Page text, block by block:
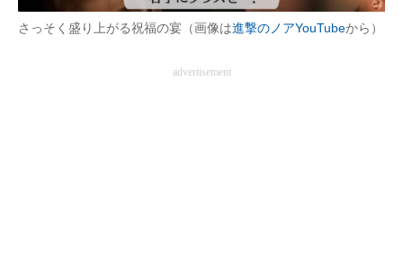
さっそく盛り上がる祝福の宴（画像は進撃のノアYouTubeから）
advertisement